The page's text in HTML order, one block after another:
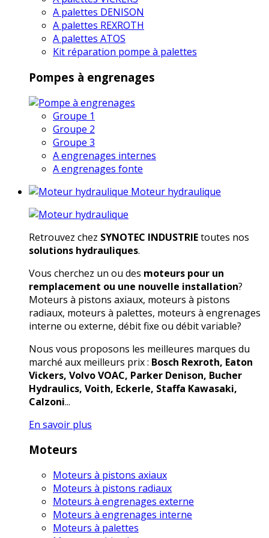
A palettes DENISON
A palettes REXROTH
A palettes ATOS
Kit réparation pompe à palettes
Pompes à engrenages
Groupe 1
Groupe 2
Groupe 3
A engrenages internes
A engrenages fonte
Moteur hydraulique
Retrouvez chez SYNOTEC INDUSTRIEtoutes nos
solutions hydrauliques.
Vous cherchez un ou des moteurs pour un
remplacement ou une nouvelle installation?
Moteurs à pistons axiaux, moteurs à pistons
radiaux, moteurs à palettes, moteurs à engrenages
interne ou externe, débit fixe ou débit variable?
Nous vous proposons les meilleures marques du
marché aux meilleurs prix : Bosch Rexroth, Eaton
Vickers, Volvo VOAC, Parker Denison, Bucher
Hydraulics, Voith, Eckerle, Staffa Kawasaki,
Calzoni...
En savoir plus
Moteurs
Moteurs à pistons axiaux
Moteurs à pistons radiaux
Moteurs à engrenages externe
Moteurs à engrenages interne
Moteurs à palettes